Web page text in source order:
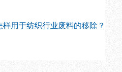
用于纺织行业废料的移除？